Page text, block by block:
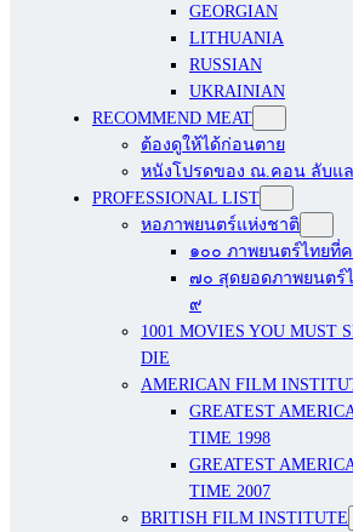
GEORGIAN
LITHUANIA
RUSSIAN
UKRAINIAN
RECOMMEND MEAT
ต้องดูให้ได้ก่อนตาย
หนังโปรดของ ณ.คอน ลับแล
PROFESSIONAL LIST
หอภาพยนตร์แห่งชาติ
๑๐๐ ภาพยนตร์ไทยที่
๗๐ สุดยอดภาพยนตร์
๙
1001 MOVIES YOU MUST
DIE
AMERICAN FILM
GREATEST
TIME 1998
GREATEST
TIME 2007
BRITISH FILM INSTITUTE